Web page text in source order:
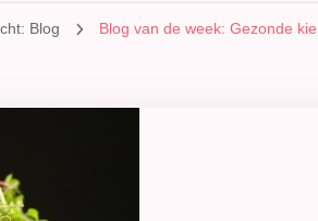
Blog Blog van de week: Gezonde